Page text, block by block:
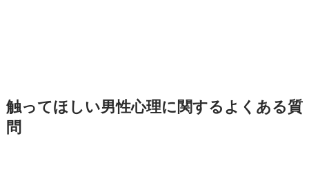
触ってほしい男性心理に関するよくある質
問